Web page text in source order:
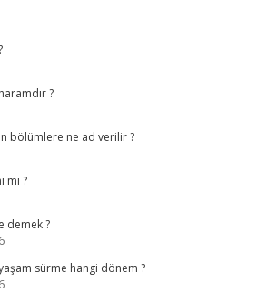
?
bölümlere ne ad verilir ?
mi ?
demek ?
yaşam sürme hangi dönem ?